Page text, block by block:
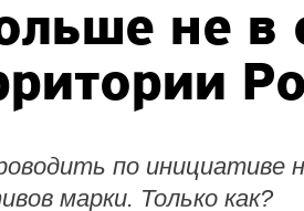
не в
по инициативе
марки. Только как?